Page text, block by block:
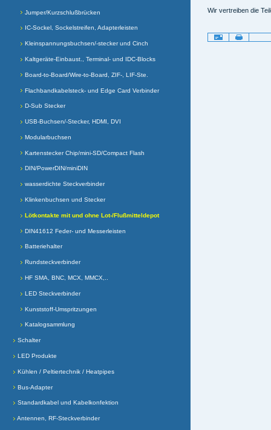
Jumper/Kurzschlußbrücken
IC-Sockel, Sockelstreifen, Adapterleisten
Kleinspannungsbuchsen/-stecker und Cinch
Kaltgeräte-Einbaust., Terminal- und IDC-Blocks
Board-to-Board/Wire-to-Board, ZIF-, LIF-Ste.
Flachbandkabelsteck- und Edge Card Verbinder
D-Sub Stecker
USB-Buchsen/-Stecker, HDMI, DVI
Modularbuchsen
Kartenstecker Chip/mini-SD/Compact Flash
DIN/PowerDIN/miniDIN
wasserdichte Steckverbinder
Klinkenbuchsen und Stecker
Lötkontakte mit und ohne Lot-/Flußmitteldepot
DIN41612 Feder- und Messerleisten
Batteriehalter
Rundsteckverbinder
HF SMA, BNC, MCX, MMCX,..
LED Steckverbinder
Kunststoff-Umspritzungen
Katalogsammlung
Schalter
LED Produkte
Kühlen / Peltiertechnik / Heatpipes
Bus-Adapter
Standardkabel und Kabelkonfektion
Antennen, RF-Steckverbinder
Wir vertreiben die
Artikelaktionen